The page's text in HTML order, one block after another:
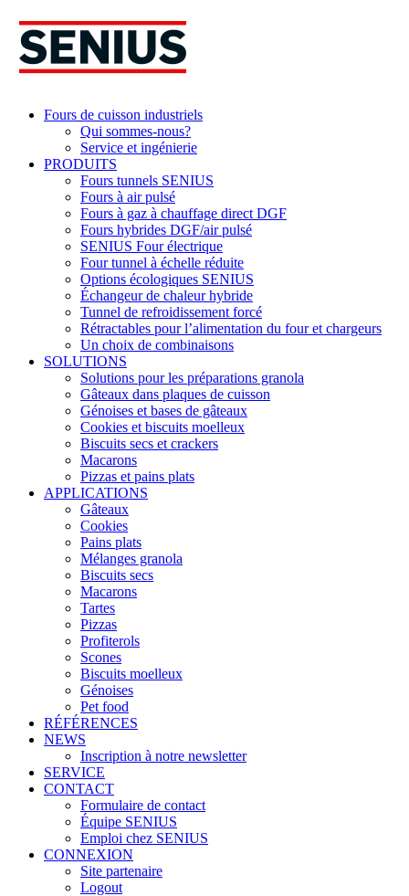
content
Fours de cuisson industriels
Qui sommes-nous?
Service et ingénierie
PRODUITS
Fours tunnels SENIUS
Fours à air pulsé
Fours à gaz à chauffage direct DGF
Fours hybrides DGF/air pulsé
SENIUS Four électrique
Four tunnel à échelle réduite
Options écologiques SENIUS
Échangeur de chaleur hybride
Tunnel de refroidissement forcé
Rétractables pour l’alimentation du four et chargeurs
Un choix de combinaisons
SOLUTIONS
Solutions pour les préparations granola
Gâteaux dans plaques de cuisson
Génoises et bases de gâteaux
Cookies et biscuits moelleux
Biscuits secs et crackers
Macarons
Pizzas et pains plats
APPLICATIONS
Gâteaux
Cookies
Pains plats
Mélanges granola
Biscuits secs
Macarons
Tartes
Pizzas
Profiterols
Scones
Biscuits moelleux
Génoises
Pet food
RÉFÉRENCES
NEWS
Inscription à notre newsletter
SERVICE
CONTACT
Formulaire de contact
Équipe SENIUS
Emploi chez SENIUS
CONNEXION
Site partenaire
Logout